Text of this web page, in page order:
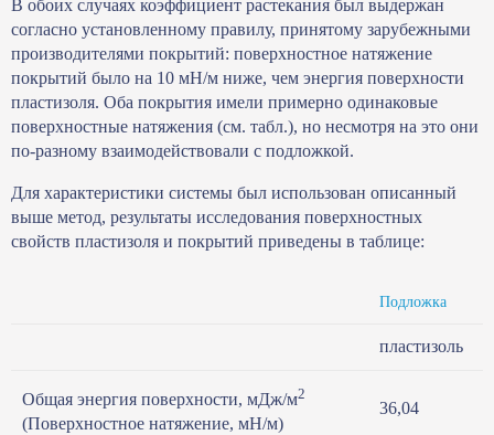
В обоих случаях коэффициент растекания был выдержан
согласно установленному правилу, принятому зарубежными
производителями покрытий: поверхностное натяжение
покрытий было на 10 мН/м ниже, чем энергия поверхности
пластизоля. Оба покрытия имели примерно одинаковые
поверхностные натяжения (см. табл.), но несмотря на это они
по-разному взаимодействовали с подложкой.
Для характеристики системы был использован описанный
выше метод, результаты исследования поверхностных
свойств пластизоля и покрытий приведены в таблице:
Подложка
пластизоль
Общая энергия поверхности, мДж/м2
(Поверхностное натяжение, мН/м)
36,04